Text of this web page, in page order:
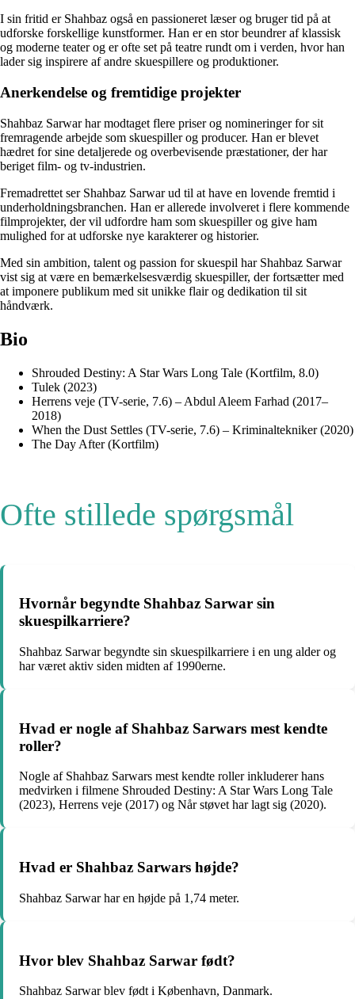
I sin fritid er Shahbaz også en passioneret læser og bruger tid på at
udforske forskellige kunstformer. Han er en stor beundrer af klassisk
og moderne teater og er ofte set på teatre rundt om i verden, hvor han
lader sig inspirere af andre skuespillere og produktioner.
Anerkendelse og fremtidige projekter
Shahbaz Sarwar har modtaget flere priser og nomineringer for sit
fremragende arbejde som skuespiller og producer. Han er blevet
hædret for sine detaljerede og overbevisende præstationer, der har
beriget film- og tv-industrien.
Fremadrettet ser Shahbaz Sarwar ud til at have en lovende fremtid i
underholdningsbranchen. Han er allerede involveret i flere kommende
filmprojekter, der vil udfordre ham som skuespiller og give ham
mulighed for at udforske nye karakterer og historier.
Med sin ambition, talent og passion for skuespil har Shahbaz Sarwar
vist sig at være en bemærkelsesværdig skuespiller, der fortsætter med
at imponere publikum med sit unikke flair og dedikation til sit
håndværk.
Bio
Shrouded Destiny: A Star Wars Long Tale (Kortfilm, 8.0)
Tulek (2023)
Herrens veje (TV-serie, 7.6) – Abdul Aleem Farhad (2017–
2018)
When the Dust Settles (TV-serie, 7.6) – Kriminaltekniker (2020)
The Day After (Kortfilm)
Ofte stillede spørgsmål
Hvornår begyndte Shahbaz Sarwar sin
skuespilkarriere?
Shahbaz Sarwar begyndte sin skuespilkarriere i en ung alder og
har været aktiv siden midten af 1990erne.
Hvad er nogle af Shahbaz Sarwars mest kendte
roller?
Nogle af Shahbaz Sarwars mest kendte roller inkluderer hans
medvirken i filmene Shrouded Destiny: A Star Wars Long Tale
(2023), Herrens veje (2017) og Når støvet har lagt sig (2020).
Hvad er Shahbaz Sarwars højde?
Shahbaz Sarwar har en højde på 1,74 meter.
Hvor blev Shahbaz Sarwar født?
Shahbaz Sarwar blev født i København, Danmark.